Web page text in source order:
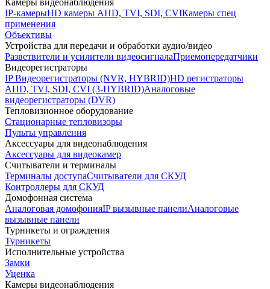
Камеры видеонаблюдения
IP-камерыHD камеры AHD, TVI, SDI, CVIКамеры спец
применения
Объективы
Устройства для передачи и обработки аудио/видео
Разветвители и усилители видеосигналаПриемопередатчики
Видеорегистраторы
IP Видеорегистраторы (NVR, HYBRID)HD регистраторы
AHD, TVI, SDI, CVI (3-HYBRID)Аналоговые
видеорегистраторы (DVR)
Тепловизионное оборудование
Стационарные тепловизоры
Пульты управления
Аксессуары для видеонаблюдения
Аксессуары для видеокамер
Считыватели и терминалы
Терминалы доступаСчитыватели для СКУД
Контроллеры для СКУД
Домофонная система
Аналоговая домофонияIP вызывные панелиАналоговые
вызывные панели
Турникеты и ограждения
Турникеты
Исполнительные устройства
Замки
Уценка
Камеры видеонаблюдения